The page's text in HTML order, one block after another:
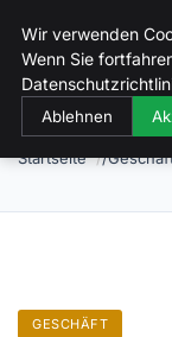
Malzminden
Startseite
GESCHÄFT
Wir verwenden
Wenn Sie
Ablehnen